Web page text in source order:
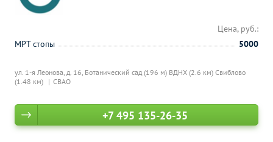
ул. 1-я Леонова, д. 16, Ботанический сад (196 м) ВДНХ (2.6 км) Свиблово
(1.48 км)
СВАО
Цена, руб.:
МРТ стопы
5000
+7 495 135-26-35